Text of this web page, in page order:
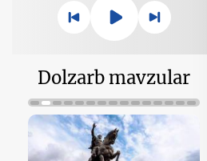
Dolzarb mavzular